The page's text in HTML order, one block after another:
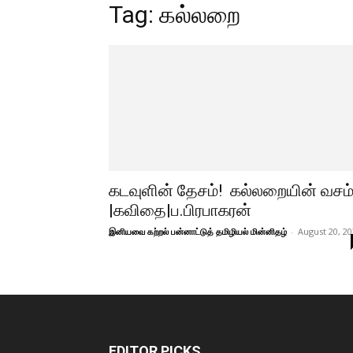
Tag: கல்லறை
கடவுளின் தேசம்! கல்லறையின்
|கவிதை|ப.பிரபாகரன்
இனியவை கற்றல் பன்னாட்டுத் தமிழியல் மின்னிதழ் - August 20,